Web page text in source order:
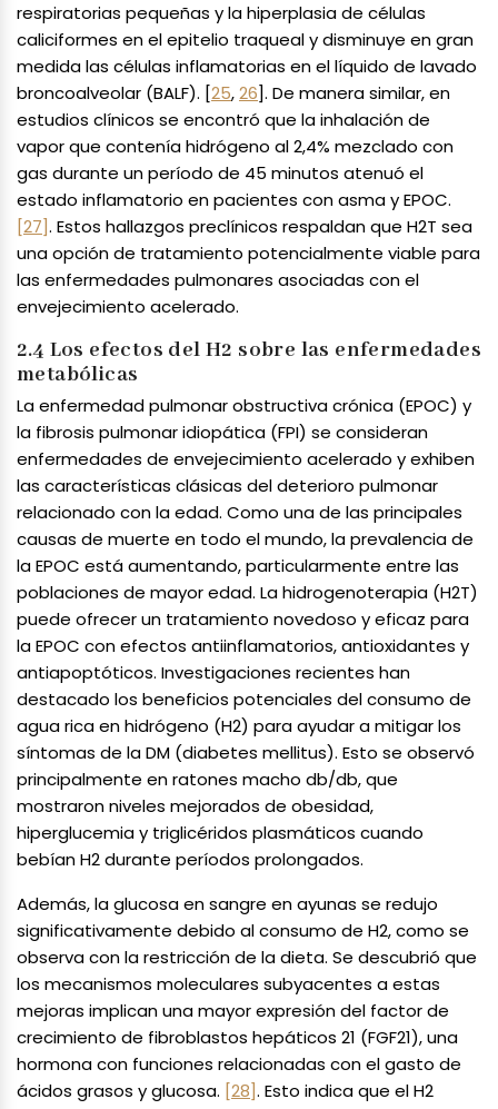
respiratorias pequeñas y la hiperplasia de células
caliciformes en el epitelio traqueal y disminuye en gran
medida las células inflamatorias en el líquido de lavado
broncoalveolar (BALF). [25,26]. De manera similar, en
estudios clínicos se encontró que la inhalación de
vapor que contenía hidrógeno al 2,4% mezclado con
gas durante un período de 45 minutos atenuó el
estado inflamatorio en pacientes con asma y EPOC.
[27]. Estos hallazgos preclínicos respaldan que H2T sea
una opción de tratamiento potencialmente viable para
las enfermedades pulmonares asociadas con el
envejecimiento acelerado.
2.4 Los efectos del H2 sobre las enfermedades
metabólicas
La enfermedad pulmonar obstructiva crónica (EPOC) y
la fibrosis pulmonar idiopática (FPI) se consideran
enfermedades de envejecimiento acelerado y exhiben
las características clásicas del deterioro pulmonar
relacionado con la edad. Como una de las principales
causas de muerte en todo el mundo, la prevalencia de
la EPOC está aumentando, particularmente entre las
poblaciones de mayor edad. La hidrogenoterapia (H2T)
puede ofrecer un tratamiento novedoso y eficaz para
la EPOC con efectos antiinflamatorios, antioxidantes y
antiapoptóticos. Investigaciones recientes han
destacado los beneficios potenciales del consumo de
agua rica en hidrógeno (H2) para ayudar a mitigar los
síntomas de la DM (diabetes mellitus). Esto se observó
principalmente en ratones macho db/db, que
mostraron niveles mejorados de obesidad,
hiperglucemia y triglicéridos plasmáticos cuando
bebían H2 durante períodos prolongados.
Además, la glucosa en sangre en ayunas se redujo
significativamente debido al consumo de H2, como se
observa con la restricción de la dieta. Se descubrió que
los mecanismos moleculares subyacentes a estas
mejoras implican una mayor expresión del factor de
crecimiento de fibroblastos hepáticos 21 (FGF21), una
hormona con funciones relacionadas con el gasto de
ácidos grasos y glucosa. [28]. Esto indica que el H2